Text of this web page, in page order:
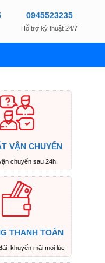
0945523235
Hỗ trợ kỹ thuật 24/7
VẬN CHUYỂN
chuyển sau 24h.
THANH TOÁN
khuyến mãi mọi lúc